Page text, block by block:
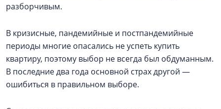
разборчивым.
В кризисные, пандемийные и постпандемийные
периоды многие опасались не успеть купить
квартиру, поэтому выбор не всегда был обдуманным.
В последние два года основной страх другой —
ошибиться в правильном выборе.